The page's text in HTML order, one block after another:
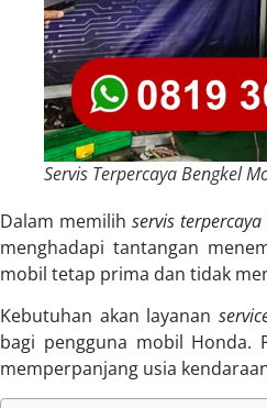
Servis Terpercaya Bengkel
Dalam memilih servis
menghadapi tantangan
mobil tetap prima dan tidak
Kebutuhan akan layanan
bagi pengguna mobil Honda.
memperpanjang usia